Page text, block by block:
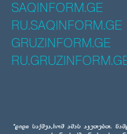
SAQINFORM.GE
RU.SAQINFORM.GE
GRUZINFORM.GE